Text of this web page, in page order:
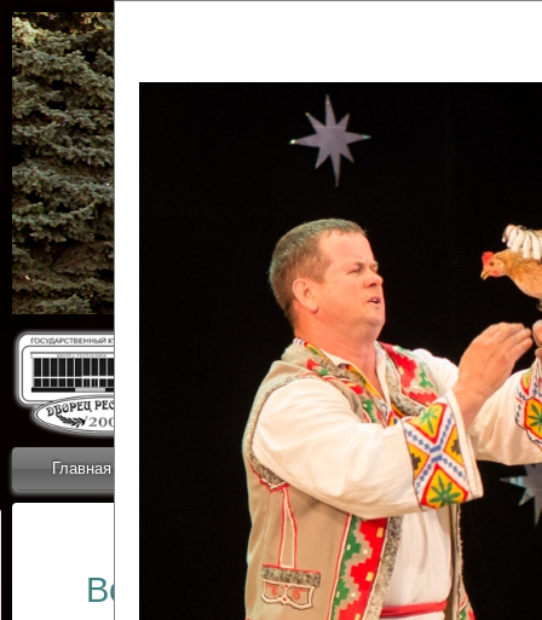
Главная Приветствие Коллективы Новости
ОТЧЕТЫ ГКЦ
Все отчеты